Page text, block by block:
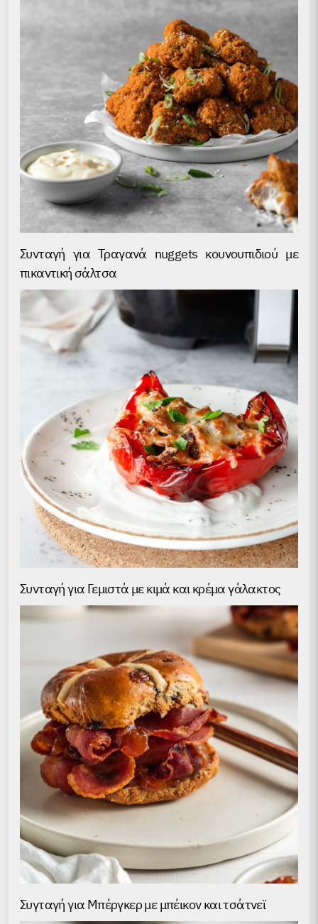
Συνταγή για Τραγανά nuggets κουνουπιδιού με
πικαντική σάλτσα
Συνταγή για Γεμιστά με κιμά και κρέμα γάλακτος
Συγταγή για Μπέργκερ με μπέικον και τσάτνεϊ